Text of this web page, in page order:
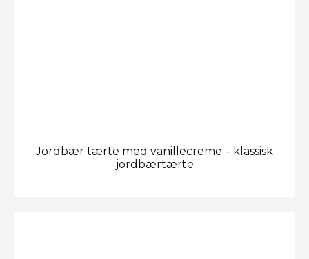
Jordbær tærte med vanillecreme – klassisk
jordbærtærte